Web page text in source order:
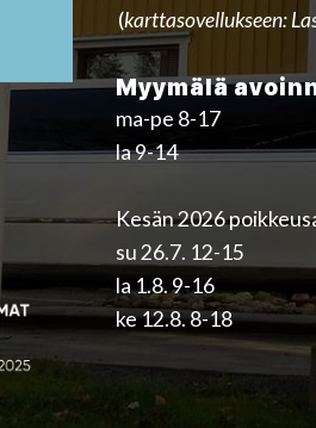
(karttasovellukseen:
Myymälä
ma-pe 8-17
la 9-14
Kesän 2026
su 26.7. 12-15
la 1.8. 9-16
ke 12.8. 8-18